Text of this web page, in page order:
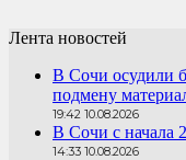
Лента новостей
В Сочи осудили
подмену
19:42 10.08.2026
В Сочи с начала
14:33 10.08.2026